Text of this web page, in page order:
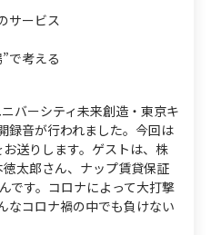
サービス
で考える
バーシティ未来創造・東京キ
録音が行われました。今回は
送りします。ゲストは、株
太郎さん、ナップ賃貸保証
です。コロナによって大打撃
なコロナ禍の中でも負けない